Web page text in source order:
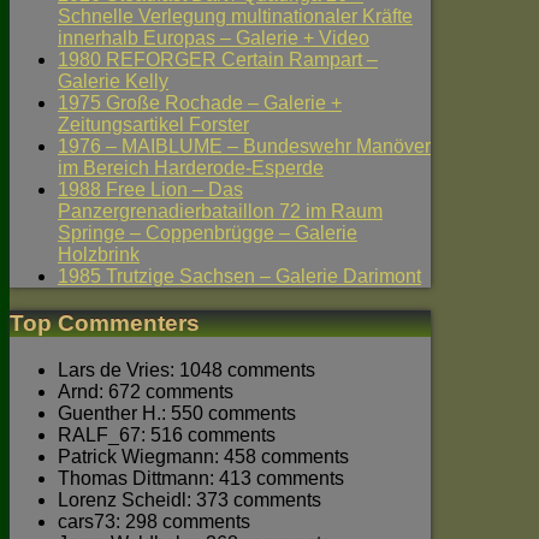
Schnelle Verlegung multinationaler Kräfte
innerhalb Europas – Galerie + Video
1980 REFORGER Certain Rampart –
Galerie Kelly
1975 Große Rochade – Galerie +
Zeitungsartikel Forster
1976 – MAIBLUME – Bundeswehr Manöver
im Bereich Harderode-Esperde
1988 Free Lion – Das
Panzergrenadierbataillon 72 im Raum
Springe – Coppenbrügge – Galerie
Holzbrink
1985 Trutzige Sachsen – Galerie Darimont
Top Commenters
Lars de Vries: 1048 comments
Arnd: 672 comments
Guenther H.: 550 comments
RALF_67: 516 comments
Patrick Wiegmann: 458 comments
Thomas Dittmann: 413 comments
Lorenz Scheidl: 373 comments
cars73: 298 comments